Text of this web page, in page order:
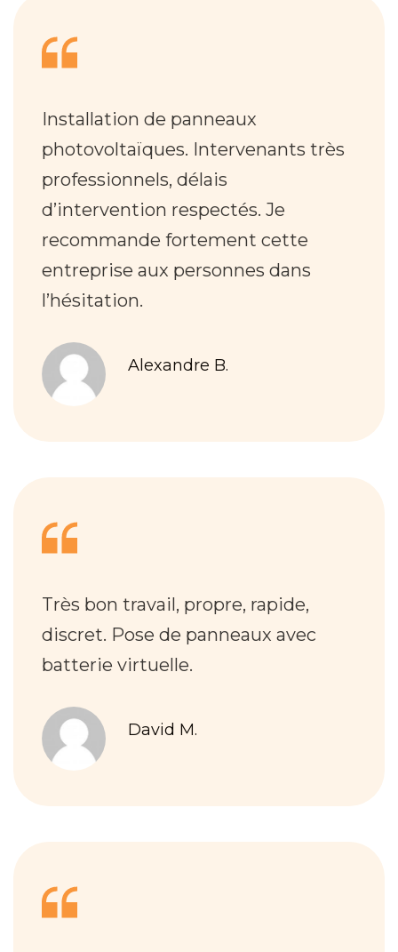
Installation de panneaux
photovoltaïques. Intervenants très
professionnels, délais
d’intervention respectés. Je
recommande fortement cette
entreprise aux personnes dans
l’hésitation.
Alexandre B.
Très bon travail, propre, rapide,
discret. Pose de panneaux avec
batterie virtuelle.
David M.